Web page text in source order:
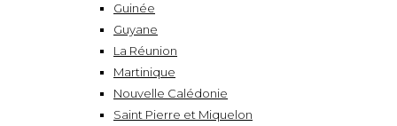
Guinée
Guyane
La Réunion
Martinique
Nouvelle Calédonie
Saint Pierre et Miquelon